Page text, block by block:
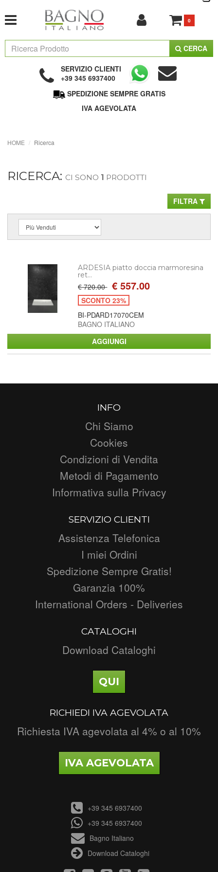
0
CERCA
SERVIZIO CLIENTI
+39 345 6937400
SPEDIZIONE SEMPRE GRATIS
IVA AGEVOLATA
HOME Ricerca
RICERCA: CI SONO 1 PRODOTTI
FILTRA
ARDESIA piatto doccia marmoresina
ret...
€ 720.00 € 557.00
SCONTO 23%
BI-PDARD17070CEM
BAGNO ITALIANO
INFO
Chi Siamo
Cookies
Condizioni di Vendita
Metodi di Pagamento
Informativa sulla Privacy
SERVIZIO CLIENTI
Assistenza Telefonica
I miei Ordini
Spedizione Sempre Gratis!
Garanzia 100%
International Orders - Deliveries
CATALOGHI
Download Cataloghi
QUI
RICHIEDI IVA AGEVOLATA
Richiesta IVA agevolata al 4% o al 10%
IVA AGEVOLATA
+39 345 6937400
+39 345 6937400
Bagno Italiano
Download Cataloghi